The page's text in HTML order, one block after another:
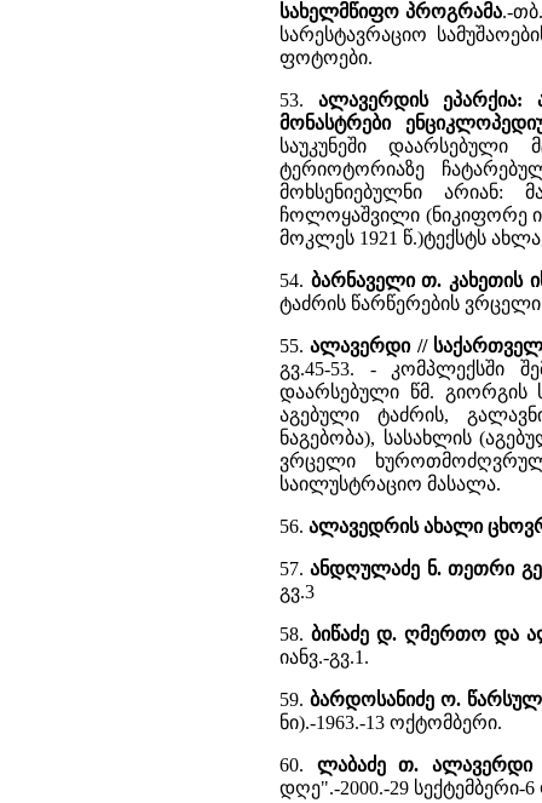
სახელმწიფო პროგრამა.-
სარესტავრაციო
ფოტოები.
53. ალავერდის ეპარქია:
მონასტრები
საუკუნეში
ტერიოტორიაზე
მოხსენიებულნი არიან:
ჩოლოყაშვილი (ნიკიფორე
მოკლეს 1921 წ.)ტექსტს
54. ბარნაველი თ. კახეთის
ტაძრის წარწერების
55. ალავერდი //
გვ.45-53. - კომპლექსში
დაარსებული წმ. გიორგის
აგებული ტაძრის,
ნაგებობა), სასახლის
ვრცელი
საილუსტრაციო მასალა.
56. ალავედრის ახალი
57.ანდღულაძე ნ. თეთრი
გვ.3
58. ბიწაძე დ. ღმერთო და
იანვ.-გვ.1.
59. ბარდოსანიძე ო.
ნი).-1963.-13 ოქტომბერი.
60. ლაბაძე თ. ალავერდი -
დღე".-2000.-29 სექტემბერი-